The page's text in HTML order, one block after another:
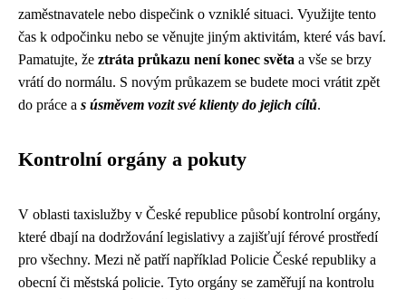
zaměstnavatele nebo dispečink o vzniklé situaci. Využijte tento
čas k odpočinku nebo se věnujte jiným aktivitám, které vás baví.
Pamatujte, že ztráta průkazu není konec světa a vše se brzy
vrátí do normálu. S novým průkazem se budete moci vrátit zpět
do práce a s úsměvem vozit své klienty do jejich cílů.
Kontrolní orgány a pokuty
V oblasti taxislužby v České republice působí kontrolní orgány,
které dbají na dodržování legislativy a zajišťují férové prostředí
pro všechny. Mezi ně patří například Policie České republiky a
obecní či městská policie. Tyto orgány se zaměřují na kontrolu